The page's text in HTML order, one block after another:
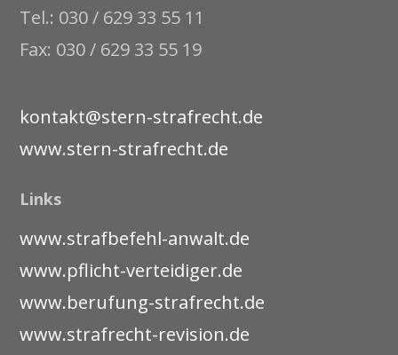
Tel.: 030 / 629 33 55 11
Fax: 030 / 629 33 55 19
kontakt@stern-strafrecht.de
www.stern-strafrecht.de
Links
www.strafbefehl-anwalt.de
www.pflicht-verteidiger.de
www.berufung-strafrecht.de
www.strafrecht-revision.de